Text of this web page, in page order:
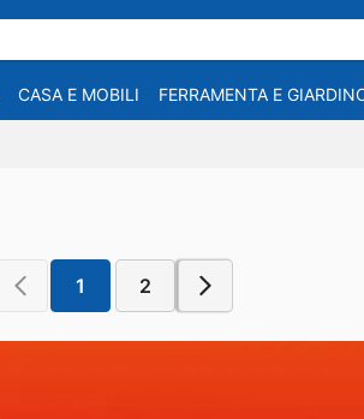
CASA E MOBILI FERRAMENTA E
1 2